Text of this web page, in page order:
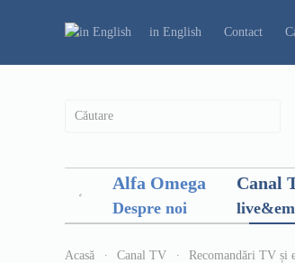
in English Contact
Alfa Omega
Despre noi
Canal
Acasă Canal TV Recomandări TV și